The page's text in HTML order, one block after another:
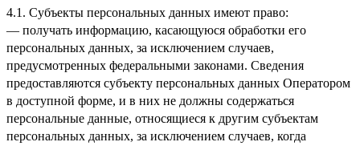
4.1. Субъекты персональных данных имеют право:
— получать информацию, касающуюся обработки его
персональных данных, за исключением случаев,
предусмотренных федеральными законами. Сведения
предоставляются субъекту персональных данных Оператором
в доступной форме, и в них не должны содержаться
персональные данные, относящиеся к другим субъектам
персональных данных, за исключением случаев, когда